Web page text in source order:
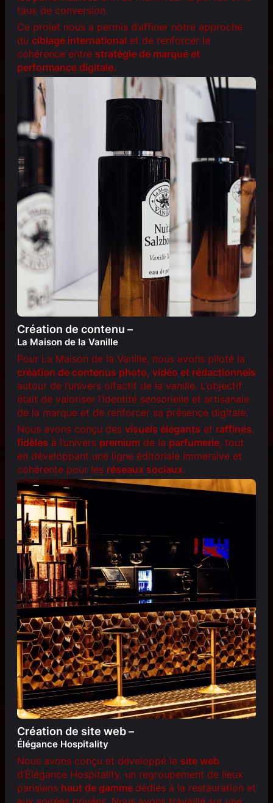
taux de conversion.
Ce projet nous a permis d’affiner notre approche
du ciblage international et de renforcer la
cohérence entre stratégie de marque et
performance digitale.
Création de contenu –
La Maison de la Vanille
Pour La Maison de la Vanille, nous avons piloté la
création de contenus photo, vidéo et rédactionnels
autour de l’univers olfactif de la vanille. L’objectif
était de valoriser l’identité sensorielle et artisanale
de la marque et de renforcer sa présence digitale.
Nous avons conçu des visuels élégants et raffinés,
fidèles à l’univers premium de la parfumerie, tout
en développant une ligne éditoriale immersive et
cohérente pour les réseaux sociaux.
Création de site web –
Élégance Hospitality
Nous avons conçu et développé le site web
d’Élégance Hospitality, un regroupement de lieux
parisiens haut de gamme dédiés à la restauration et